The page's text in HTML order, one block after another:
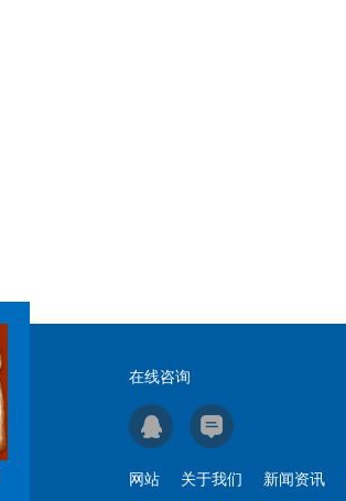
在线咨询
网站 关于我们 新闻资讯